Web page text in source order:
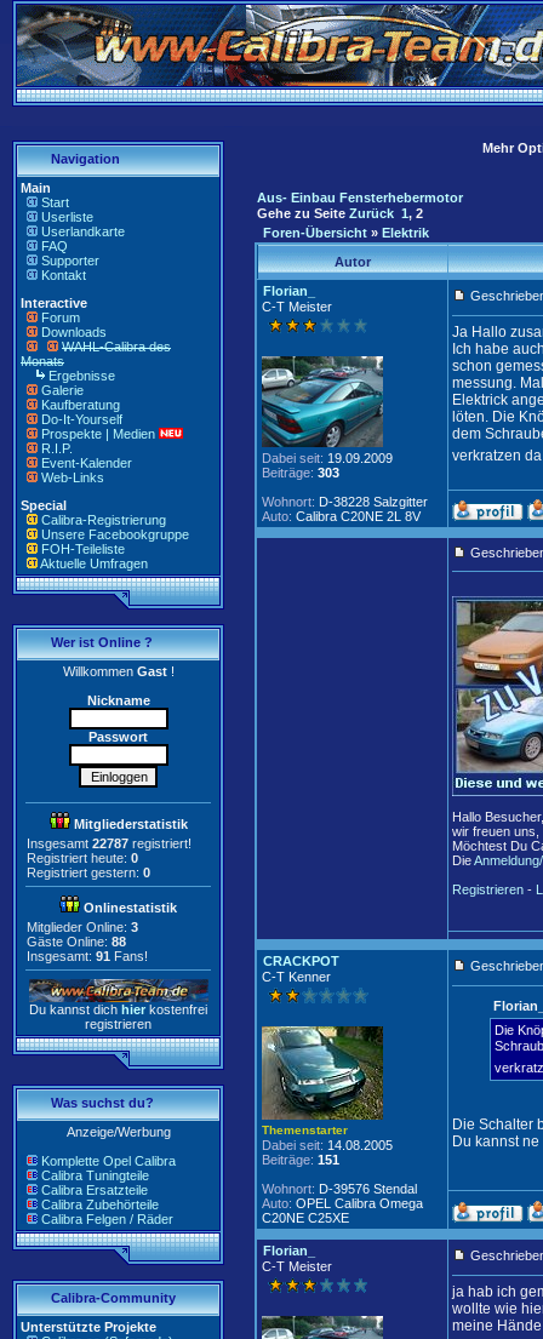
Navigation
Main
Start
Userliste
Userlandkarte
FAQ
Supporter
Kontakt
Interactive
Forum
Downloads
WAHL-Calibra des
Monats
Ergebnisse
Galerie
Kaufberatung
Do-It-Yourself
Prospekte | Medien
R.I.P.
Event-Kalender
Web-Links
Special
Calibra-Registrierung
Unsere Facebookgruppe
FOH-Teileliste
Aktuelle Umfragen
Wer ist Online ?
WillkommenGast!
Nickname
Passwort
Mitgliederstatistik
Insgesamt 22787 registriert!
Registriert heute: 0
Registriert gestern: 0
Onlinestatistik
Mitglieder Online: 3
Gäste Online: 88
Insgesamt: 91 Fans!
Du kannst dich hier kostenfrei
registrieren
Was suchst du?
Anzeige/Werbung
Komplette Opel Calibra
Calibra Tuningteile
Calibra Ersatzteile
Calibra Zubehörteile
Calibra Felgen / Räder
Calibra-Community
Unterstützte Projekte
Mehr
Aus- Einbau Fensterhebermotor
Gehe zu Seite Zurück 1, 2
Foren-Übersicht » Elektrik
Autor
Florian_
C-T Meister
Dabei seit: 19.09.2009
Beiträge: 303
Wohnort: D-38228 Salzgitter
Auto: Calibra C20NE 2L 8V
Ja Hallo
Ich habe
schon
messung.
Elektrick
löten. Die
dem
verkratzen
Hallo Besucher,
wir freuen
Möchtest Du
Die
Registrieren -
CRACKPOT
C-T Kenner
Themenstarter
Dabei seit: 14.08.2005
Beiträge: 151
Wohnort: D-39576 Stendal
Auto: OPEL Calibra Omega
C20NE C25XE
Die
Die Schalter
Du kannst
Florian_
C-T Meister
ja hab ich
wollte wie
meine